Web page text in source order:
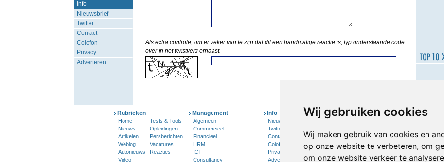
Wij gebruiken cookies
Wij maken gebruik van cookies en
op onze website te verbeteren, om
om onze website verkeer te
Info
Nieuwsbrief
Twitter
Contact
Colofon
Privacy
Adverteren
Als extra controle, om er zeker van te zijn dat dit een handmatige reactie is, typ onderstaande code
over in het tekstveld ernaast.
Rubrieken
Home
Tests & Tools
Nieuws
Opleidingen
Artikelen
Persberichten
Weblog
Vacatures
Autonieuws
Reacties
Video
Management
Algemeen
Commercieel
Financieel
HRM
ICT
Consultancy
Info
Nieuwsbrief
Twitter
Contact
Colofon
Privacy
Adverteren
Mijn Account